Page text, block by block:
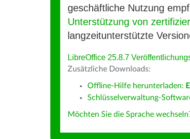
geschäftliche Nutzung
Unterstützung von
langzeitunterstützte
LibreOffice 25.8.7
Zusätzliche Downloads:
Offline-Hilfe herunterladen:
Schlüsselverwaltung-
Möchten Sie die Sprache